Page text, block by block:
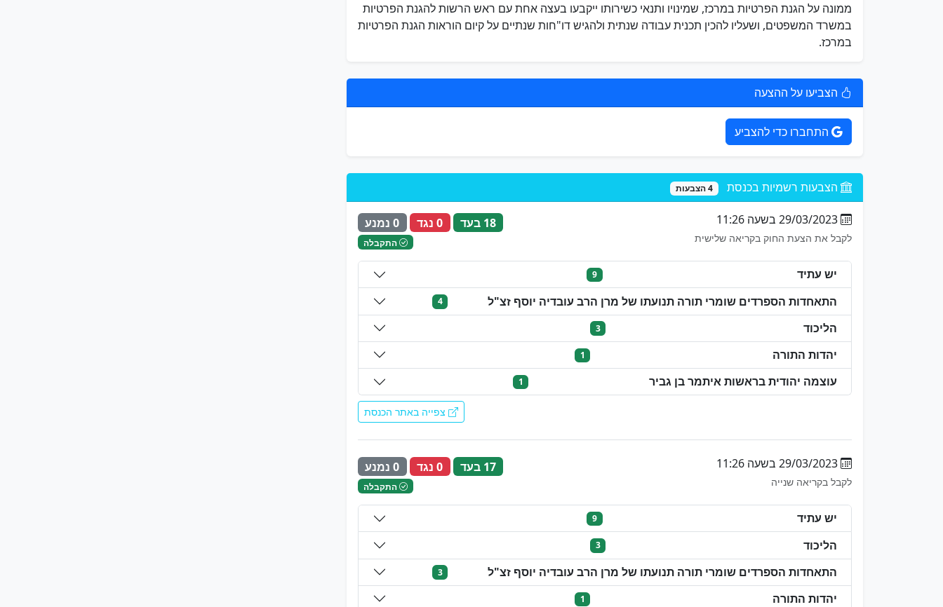
ממונה על הגנת הפרטיות במרכז, שמינויו ותנאי כשירותו ייקבעו בעצה אחת עם ראש הרשות להגנת הפרטיות
במשרד המשפטים, ושעליו להכין תכנית עבודה שנתית ולהגיש דו"חות שנתיים על קיום הוראות הגנת הפרטיות
במרכז.
הצביעו על ההצעה
התחברו כדי להצביע
הצבעות רשמיות בכנסת 4 הצבעות
לקבל את הצעת החוק בקריאה שלישית
18 בעד 0 נגד 0 נמנע
התקבלה
יש עתיד 9
התאחדות הספרדים שומרי תורה תנועתו של מרן הרב עובדיה יוסף זצ"ל 4
הליכוד 3
יהדות התורה 1
עוצמה יהודית בראשות איתמר בן גביר 1
צפייה באתר הכנסת
לקבל בקריאה שנייה
17 בעד 0 נגד 0 נמנע
התקבלה
יש עתיד 9
הליכוד 3
התאחדות הספרדים שומרי תורה תנועתו של מרן הרב עובדיה יוסף זצ"ל 3
יהדות התורה 1